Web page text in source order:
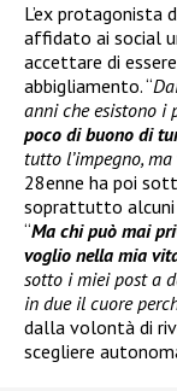
L’ex protagonista
affidato ai social
accettare di
abbigliamento. “
anni che esistono i
poco di buono di
tutto l’impegno, ma
28enne ha poi
soprattutto alcuni
“Ma chi può mai
voglio nella mia
sotto i miei post a
in due il cuore
dalla volontà di
scegliere